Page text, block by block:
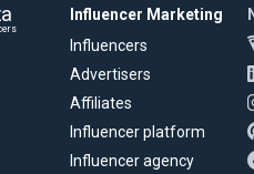
Influencer Marketing
Influencers
Advertisers
Affiliates
Influencer platform
Influencer agency